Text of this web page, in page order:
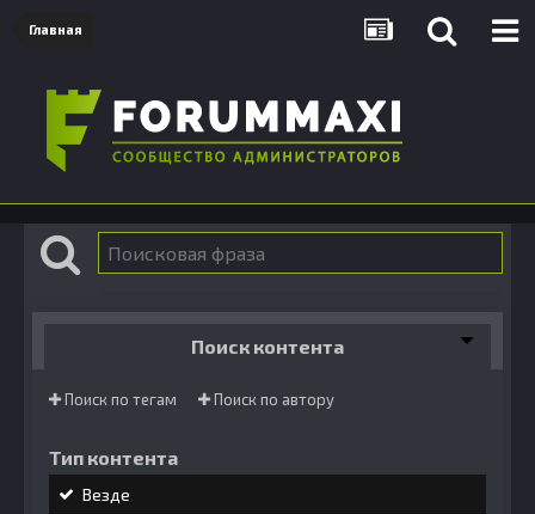
Главная
Поиск контента
Поиск по тегам Поиск по автору
Тип контента
Везде